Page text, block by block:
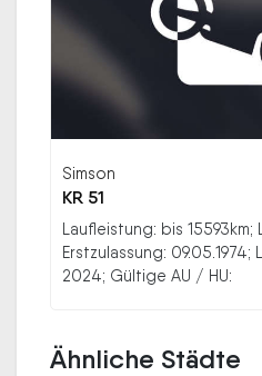
Simson
KR 51
Laufleistung: bis 15593km;
Erstzulassung:
2024; Gültige AU / HU:
Ähnliche Städte